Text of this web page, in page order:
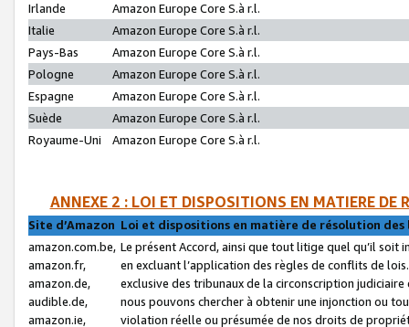
Irlande
Amazon Europe Core S.à r.l.
Italie
Amazon Europe Core S.à r.l.
Pays-Bas
Amazon Europe Core S.à r.l.
Pologne
Amazon Europe Core S.à r.l.
Espagne
Amazon Europe Core S.à r.l.
Suède
Amazon Europe Core S.à r.l.
Royaume-Uni
Amazon Europe Core S.à r.l.
ANNEXE 2 : LOI ET DISPOSITIONS EN MATIERE DE
Site d’Amazon Loi et dispositions en matière de résolution
amazon.com.be,
amazon.fr,
amazon.de,
audible.de,
amazon.ie,
Le présent Accord, ainsi que tout litige quel qu’il soit
en excluant l’application des règles de conflits de
exclusive des tribunaux de la circonscription
nous pouvons chercher à obtenir une injonction ou
violation réelle ou présumée de nos droits de